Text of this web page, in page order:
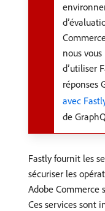
nous
d’utiliser
réponses
avec
de
Fastly fournit les
sécuriser les
Adobe Commerce
Ces services sont